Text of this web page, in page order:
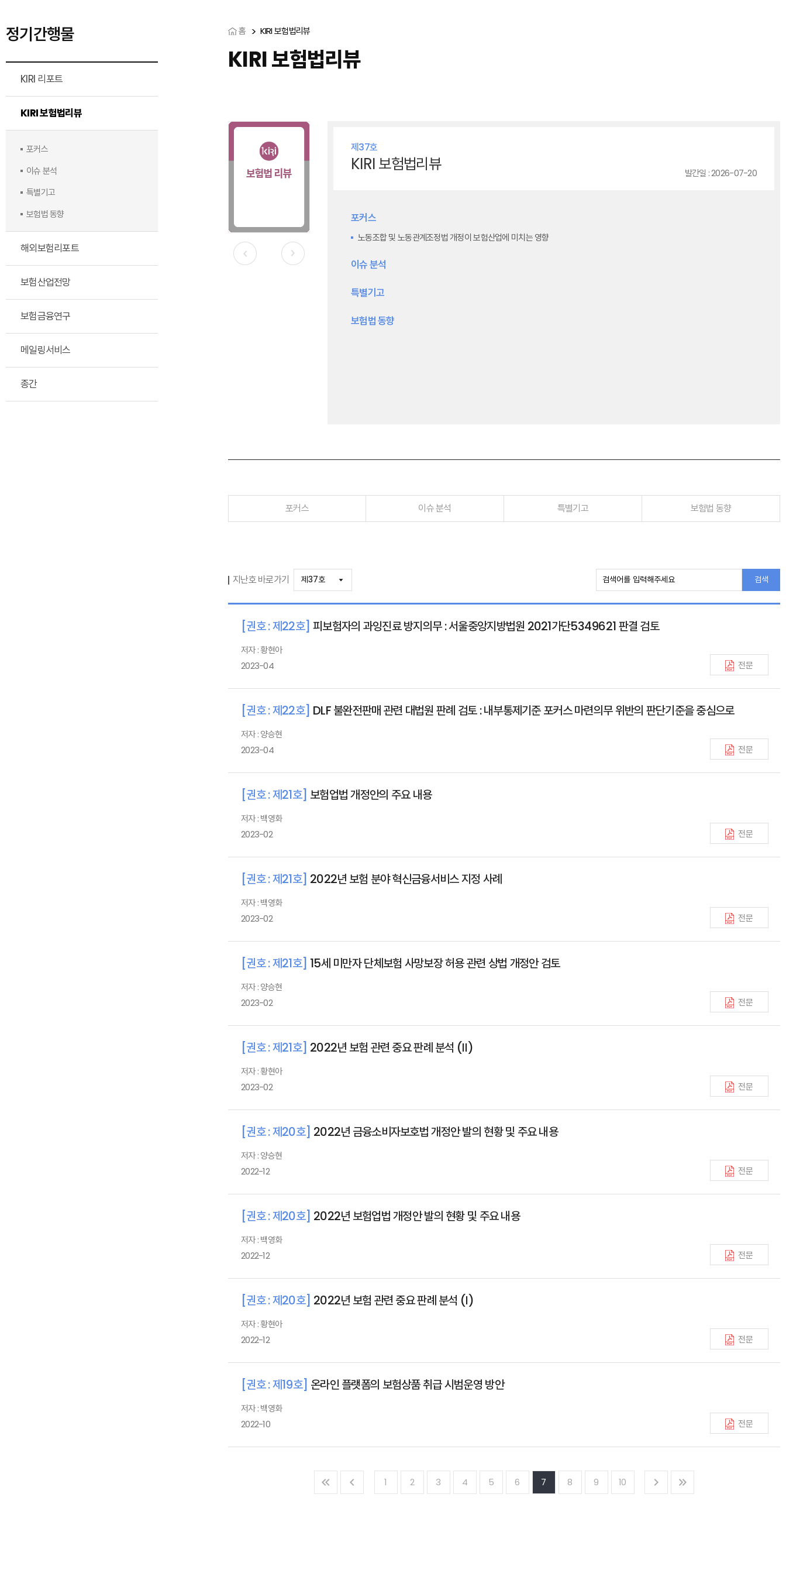
정기간행물
KIRI 리포트
KIRI 보험법리뷰
포커스
이슈 분석
특별기고
보험법 동향
해외보험리포트
보험산업전망
보험금융연구
메일링서비스
종간
홈 KIRI 보험법리뷰
KIRI 보험법리뷰
제37호
KIRI 보험법리뷰 발간일 : 2026-07-20
포커스
노동조합 및 노동관계조정법 개정이 보험산업에 미치는 영향
이슈 분석
특별기고
보험법 동향
포커스 이슈 분석 특별기고 보험법 동향
지난호 바로가기 검색
[권호 : 제22호] 피보험자의 과잉진료 방지의무 : 서울중앙지방법원 2021가단5349621 판결 검토
저자 : 황현아
2023-04
전문
[권호 : 제22호] DLF 불완전판매 관련 대법원 판례 검토 : 내부통제기준 포커스 마련의무 위반의 판단기준을 중심으로
저자 : 양승현
2023-04
전문
[권호 : 제21호] 보험업법 개정안의 주요 내용
저자 : 백영화
2023-02
전문
[권호 : 제21호] 2022년 보험 분야 혁신금융서비스 지정 사례
저자 : 백영화
2023-02
전문
[권호 : 제21호] 15세 미만자 단체보험 사망보장 허용 관련 상법 개정안 검토
저자 : 양승현
2023-02
전문
[권호 : 제21호] 2022년 보험 관련 중요 판례 분석 (Ⅱ)
저자 : 황현아
2023-02
전문
[권호 : 제20호] 2022년 금융소비자보호법 개정안 발의 현황 및 주요 내용
저자 : 양승현
2022-12
전문
[권호 : 제20호] 2022년 보험업법 개정안 발의 현황 및 주요 내용
저자 : 백영화
2022-12
전문
[권호 : 제20호] 2022년 보험 관련 중요 판례 분석 (Ⅰ)
저자 : 황현아
2022-12
전문
[권호 : 제19호] 온라인 플랫폼의 보험상품 취급 시범운영 방안
저자 : 백영화
2022-10
전문
1 2 3 4 5 6 7 8 9 10